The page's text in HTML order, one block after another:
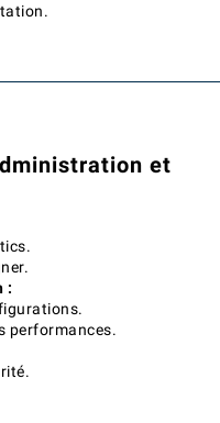
et
:
performances.